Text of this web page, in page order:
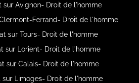
sur Avignon- Droit de l'homme
Ferrand- Droit de l'homme
sur Tours- Droit de l'homme
sur Lorient- Droit de l'homme
sur Calais- Droit de l'homme
sur Limoges- Droit de l'homme